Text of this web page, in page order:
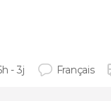
- 3j Français